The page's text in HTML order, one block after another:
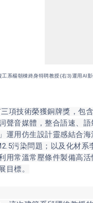
工系楊朝棟終身特聘教授(右3)運用AI
技術榮獲銅牌獎，包含
聲音媒體，整合語速、
運用仿生設計靈感結合
污染問題；以及化材
用常溫常壓條件製備高
目標。